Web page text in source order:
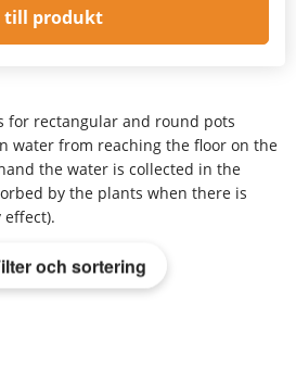
och sortering
till produkt
for rectangular and round pots
water from reaching the floor on the
the water is collected in the
by the plants when there is